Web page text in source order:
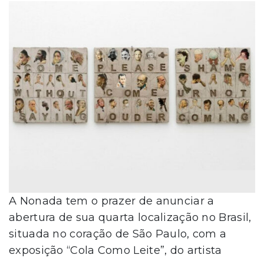
A Nonada tem o prazer de anunciar a
abertura de sua quarta localização no Brasil,
situada no coração de São Paulo, com a
exposição “Cola Como Leite”, do artista